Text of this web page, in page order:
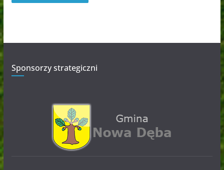
Sponsorzy strategiczni